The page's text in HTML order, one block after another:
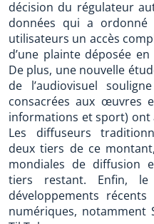
décision du régulateur
données qui a
utilisateurs un accès
d’une plainte déposée
De plus, une nouvelle
de l’audiovisuel
consacrées aux œuvres
informations et sport) ont
Les diffuseurs
deux tiers de ce
mondiales de diffusion
tiers restant. Enfin,
développements
numériques, notamment